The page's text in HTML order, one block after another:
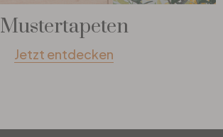
Mustertapeten
Jetzt entdecken